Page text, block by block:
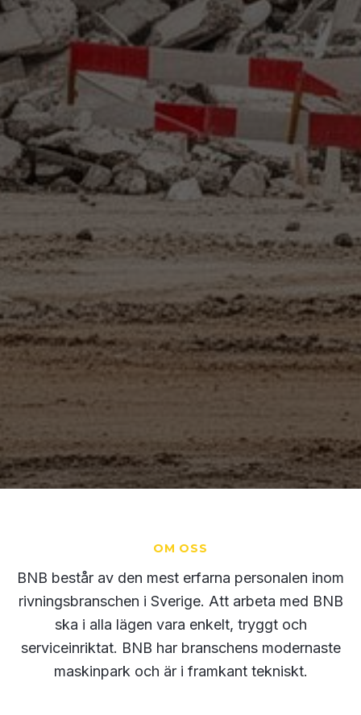
OM OSS
BNB består av den mest erfarna personalen inom
rivningsbranschen i Sverige. Att arbeta med BNB
ska i alla lägen vara enkelt, tryggt och
serviceinriktat. BNB har branschens modernaste
maskinpark och är i framkant tekniskt.